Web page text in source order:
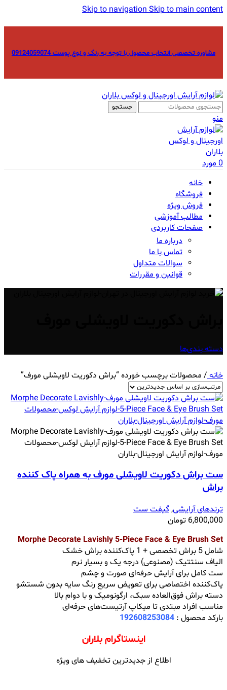
Skip to navigationSkip to main content
مشاوره تخصصی انتخاب محصول با توجه به رنگ و نوع پوست 09124059074
جستجو
منو
0مورد
خانه
فروشگاه
فروش ویژه
مطالب آموزشی
صفحات کاربردی
درباره ما
تماس با ما
سوالات متداول
قوانین و مقررات
دسته بندی‌ها
خانه/ محصولات برچسب خورده “براش دکوریت لاویشلی مورف”
ست براش دکوریت لاویشلی مورف به همراه پاک کننده
براش
ترندهای آرایشی,گیفت ست
6,800,000 تومان
Morphe Decorate Lavishly 5-Piece Face & Eye Brush Set
شامل 5 براش تخصصی + 1 پاک‌کننده براش خشک
الیاف سنتتیک (مصنوعی) درجه یک و بسیار نرم
ست کامل برای آرایش حرفه‌ای صورت و چشم
پاک‌کننده اختصاصی برای تعویض سریع رنگ سایه بدون شستشو
دسته براش فوق‌العاده سبک، ارگونومیک و با دوام بالا
مناسب افراد مبتدی تا میکاپ آرتیست‌های حرفه‌ای
بارکد محصول : 192608253084
اینستاگرام بلاران
اطلاع از جدیدترین تخفیف های ویژه